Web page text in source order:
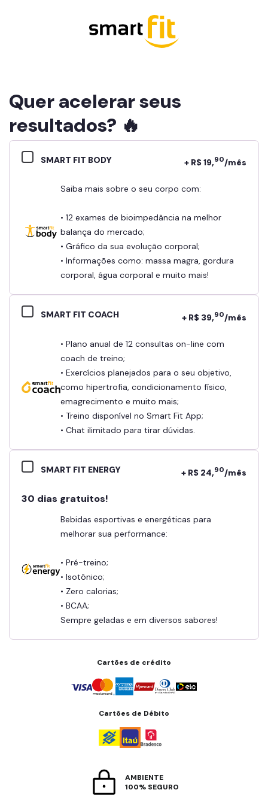
Quer acelerar seus
resultados? 🔥
SMART FIT BODY + R$ 19,90/mês
Saiba mais sobre o seu corpo com:
• 12 exames de bioimpedância na melhor
balança do mercado;
• Gráfico da sua evolução corporal;
• Informações como: massa magra, gordura
corporal, água corporal e muito mais!
SMART FIT COACH + R$ 39,90/mês
• Plano anual de 12 consultas on-line com
coach de treino;
• Exercícios planejados para o seu objetivo,
como hipertrofia, condicionamento físico,
emagrecimento e muito mais;
• Treino disponível no Smart Fit App;
• Chat ilimitado para tirar dúvidas.
SMART FIT ENERGY + R$ 24,90/mês
30 dias gratuitos!
Bebidas esportivas e energéticas para
melhorar sua performance:
• Pré-treino;
• Isotônico;
• Zero calorias;
• BCAA;
Sempre geladas e em diversos sabores!
Cartões de crédito
Cartões de Débito
AMBIENTE
100% SEGURO